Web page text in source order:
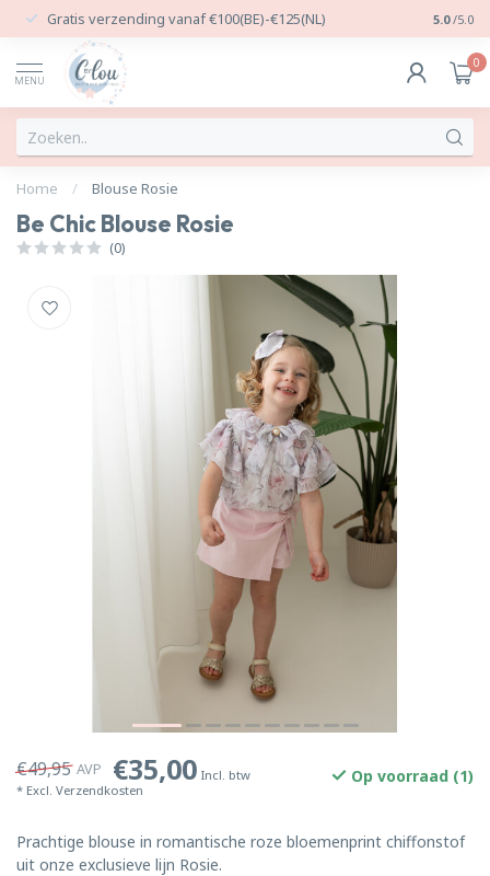
Gratis verzending vanaf €100(BE)-€125(NL) 24/7
5.0 /5.0
MENU
0
Home / Blouse Rosie
Be Chic Blouse Rosie
(0)
€49,95 AVP €35,00 Incl. btw
* Excl. Verzendkosten
Op voorraad (1)
Prachtige blouse in romantische roze bloemenprint chiffonstof
uit onze exclusieve lijn Rosie.